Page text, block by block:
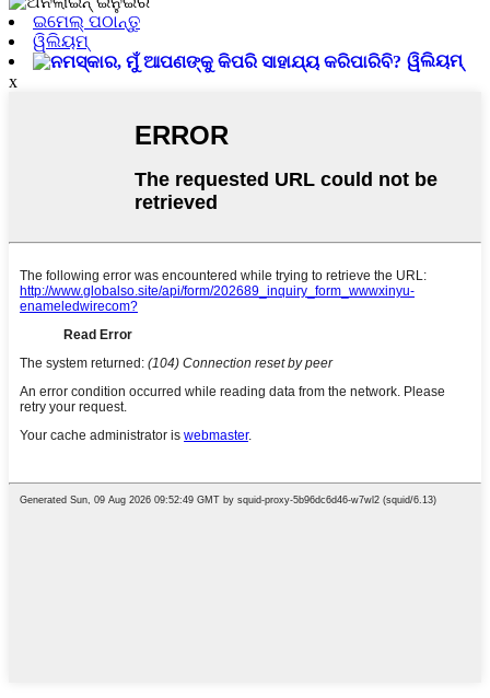
ଇମେଲ୍ ପଠାନ୍ତୁ
ୱିଲିୟମ୍
ୱିଲିୟମ୍
x